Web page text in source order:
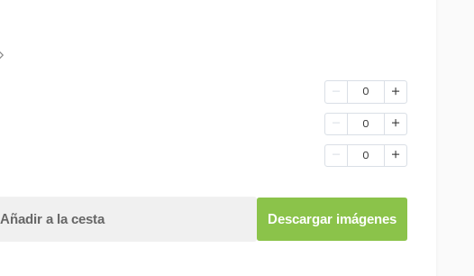
0
0
0
Añadir a la cesta Descargar imágenes